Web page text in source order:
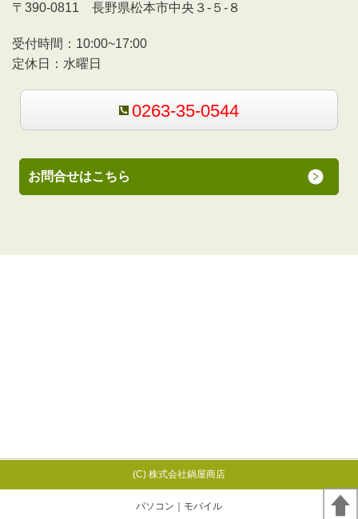
〒390-0811 長野県松本市中央３-５-８
受付時間： 10:00~17:00
定休日：水曜日
0263-35-0544
お問合せはこちら
(C) 株式会社鍋屋商店
パソコン ｜モバイル